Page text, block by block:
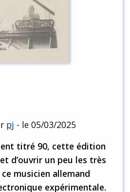
pj - le 05/03/2025
titré 90, cette édition
d’ouvrir un peu les très
musicien allemand
expérimentale.